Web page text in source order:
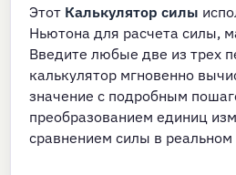
Этот Калькулятор силы
Ньютона для расчета силы,
Введите любые две из трех
калькулятор мгновенно
значение с подробным
преобразованием единиц
сравнением силы в реальном